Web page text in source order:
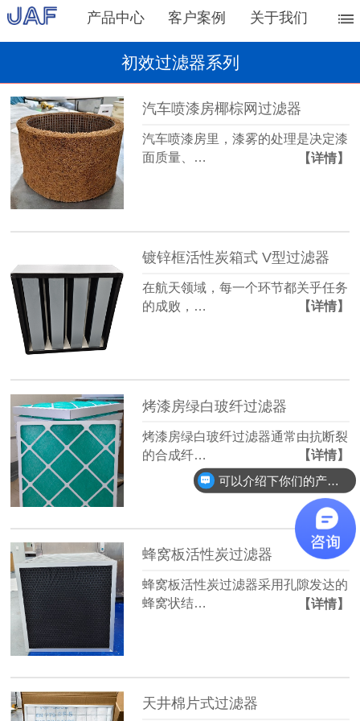
产品中心 客户案例 关于我们
初效过滤器系列
汽车喷漆房椰棕网过滤器
汽车喷漆房里，漆雾的处理是决定漆
面质量、…
【详情】
镀锌框活性炭箱式 V型过滤器
在航天领域，每一个环节都关乎任务
的成败，…
【详情】
烤漆房绿白玻纤过滤器
烤漆房绿白玻纤过滤器通常由抗断裂
的合成纤…
【详情】
蜂窝板活性炭过滤器
蜂窝板活性炭过滤器采用孔隙发达的
蜂窝状结…
【详情】
天井棉片式过滤器
可以介绍下你们的产品么？